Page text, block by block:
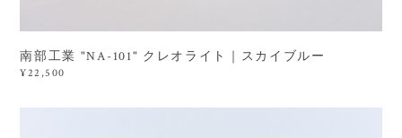
南部工業 "NA-101" クレオライト｜スカイブルー
¥22,500